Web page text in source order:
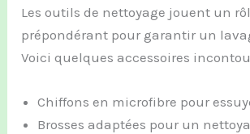
Les outils de nettoyage jouent un
prépondérant pour garantir un
Voici quelques accessoires
Chiffons en microfibre pour
Brosses adaptées pour un